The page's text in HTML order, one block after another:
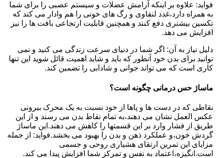
فواید: علاوه بر اینکه آرامش عضلات و سیستم عصبی را برای شما
به همراه دارد،غدد لنفاوی و رگ های خونی را هم وادار می کند که
تکسین بیشتری دفع کنند و همچنین قابلیت ارتجاعی بافت ها را نیز
افزایش می دهد.
دلیل نیاز به آن: اگر شما در دنیای سرعت زندگی می کنید و نمی
توانید برای بدن خود آنطور که باید و شاید اهمیت قائل شوید این تنها
کاری است که می تواند جوانی و شادابی را تضمین کند.
ماساژ حس درمانی چگونه است؟
نقاطی که در دست ها و پاها از خود نسبت به یک محرک بیرونی
عکس العمل نشان می دهند،به تمام نقاط بدن می رسند و از این
طریق از فشار وارد بر این قسمتها را کاهش می دهند.این ماساژ
گردش خون،و عملکرد ذهن و بدن را بهبود می بخشد.فواید: از جمله
مزایای این تمرین ارتقای هشیاری روحی و جسمی
است.انگیزه،اعتماد به نفس و تمرکز شما افزایش پیدا می کند.